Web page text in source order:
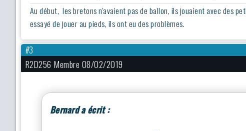
Au début, les bretons n'avaient pas de ballon, ils jouaient avec des
essayé de jouer au pieds, ils ont eu des problèmes.
#3
R2D256 Membre 08/02/2019
Bernard a écrit :